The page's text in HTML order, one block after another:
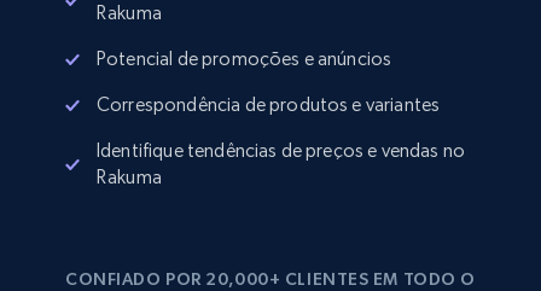
Rakuma
Potencial de promoções e anúncios
Correspondência de produtos e variantes
Identifique tendências de preços e vendas no
Rakuma
CONFIADO POR 20,000+ CLIENTES EM TODO O